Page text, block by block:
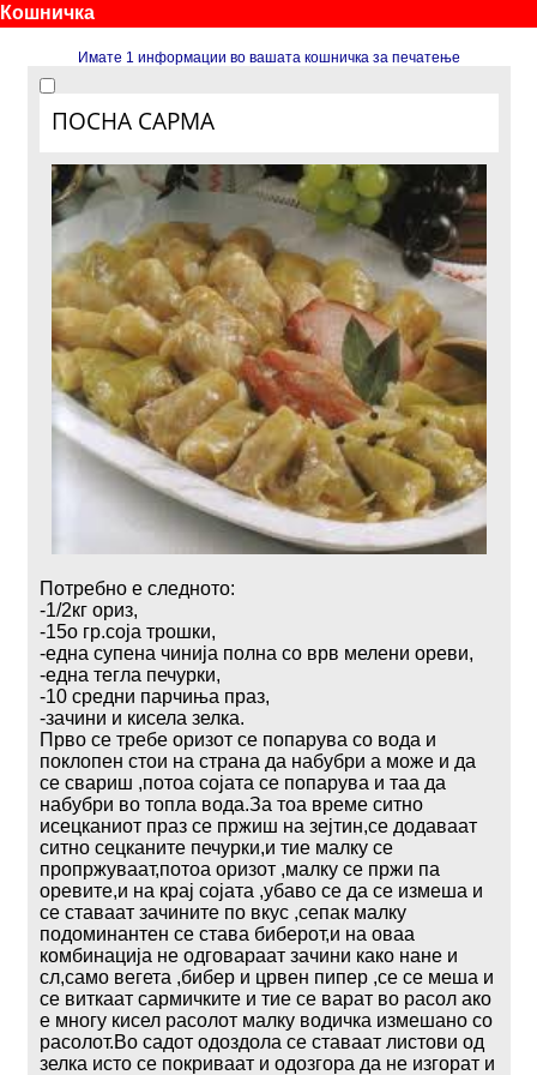
Кошничка
Имате 1 информации во вашата кошничка за печатење
ПОСНА САРМА
Потребно е следното:
-1/2кг ориз,
-15о гр.соја трошки,
-една супена чинија полна со врв мелени ореви,
-една тегла печурки,
-10 средни парчиња праз,
-зачини и кисела зелка.
Прво се требе оризот се попарува со вода и
поклопен стои на страна да набубри а може и да
се свариш ,потоа сојата се попарува и таа да
набубри во топла вода.За тоа време ситно
исецканиот праз се пржиш на зејтин,се додаваат
ситно сецканите печурки,и тие малку се
пропржуваат,потоа оризот ,малку се пржи па
оревите,и на крај сојата ,убаво се да се измеша и
се ставаат зачините по вкус ,сепак малку
подоминантен се става биберот,и на оваа
комбинација не одговараат зачини како нане и
сл,само вегета ,бибер и црвен пипер ,се се меша и
се виткаат сармичките и тие се варат во расол ако
е многу кисел расолот малку водичка измешано со
расолот.Во садот одоздола се ставаат листови од
зелка исто се покриваат и одозгора да не изгорат и